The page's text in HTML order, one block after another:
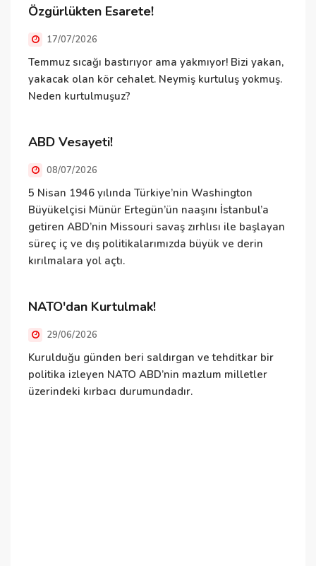
Özgürlükten Esarete!
17/07/2026
Temmuz sıcağı bastırıyor ama yakmıyor! Bizi yakan,
yakacak olan kör cehalet. Neymiş kurtuluş yokmuş.
Neden kurtulmuşuz?
ABD Vesayeti!
08/07/2026
5 Nisan 1946 yılında Türkiye’nin Washington
Büyükelçisi Münür Ertegün’ün naaşını İstanbul’a
getiren ABD’nin Missouri savaş zırhlısı ile başlayan
süreç iç ve dış politikalarımızda büyük ve derin
kırılmalara yol açtı.
NATO'dan Kurtulmak!
29/06/2026
Kurulduğu günden beri saldırgan ve tehditkar bir
politika izleyen NATO ABD’nin mazlum milletler
üzerindeki kırbacı durumundadır.